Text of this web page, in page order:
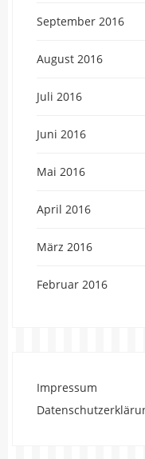
September 2016
August 2016
Juli 2016
Juni 2016
Mai 2016
April 2016
März 2016
Februar 2016
Impressum